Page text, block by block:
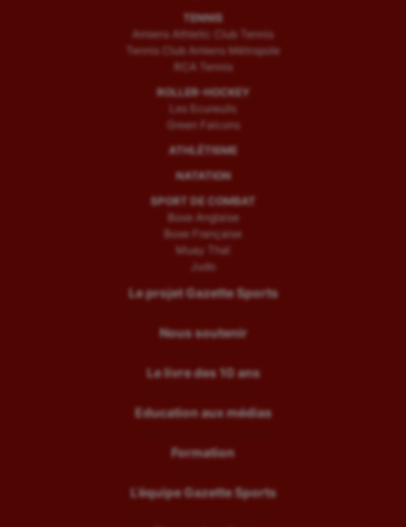
TENNIS
Amiens Athletic Club Tennis
Tennis Club Amiens Métropole
RCA Tennis
ROLLER-HOCKEY
Les Ecureuils
Green Falcons
ATHLÉTISME
NATATION
SPORT DE COMBAT
Boxe Anglaise
Boxe Française
Muay Thaï
Judo
Le projet Gazette Sports
Nous soutenir
Le livre des 10 ans
Education aux médias
Formation
L’équipe Gazette Sports